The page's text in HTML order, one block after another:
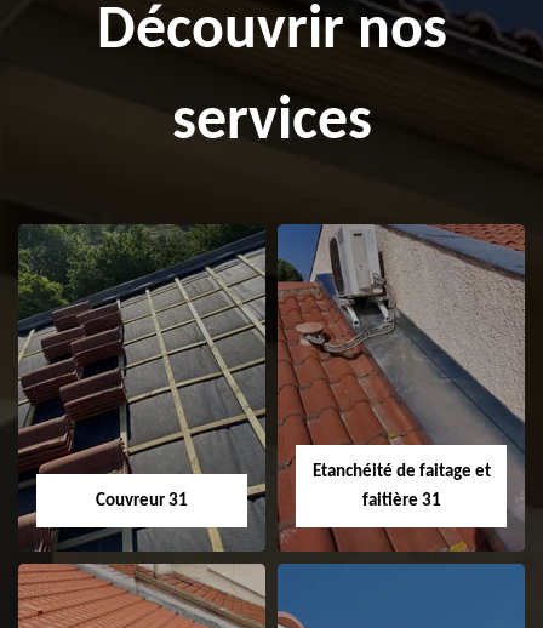
Découvrir nos
services
Couvreur 31
Etanchéité de faitage et
faitière 31